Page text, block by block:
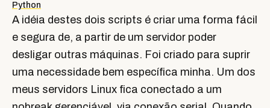
Python
A idéia destes dois scripts é criar uma forma fácil
e segura de, a partir de um servidor poder
desligar outras máquinas. Foi criado para suprir
uma necessidade bem específica minha. Um dos
meus servidors Linux fica conectado a um